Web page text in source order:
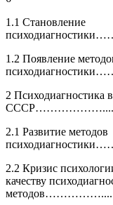
1.1 Становление
1.2 Появление
2 Психодиагностика
2.1 Развитие методов
2.2 Кризис
качеству